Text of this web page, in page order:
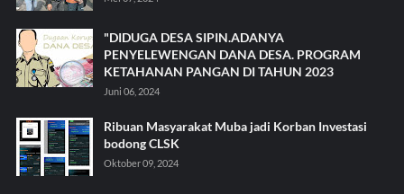
"DIDUGA DESA SIPIN.ADANYA
PENYELEWENGAN DANA DESA. PROGRAM
KETAHANAN PANGAN DI TAHUN 2023
Juni 06, 2024
Ribuan Masyarakat Muba jadi Korban Investasi
bodong CLSK
Oktober 09, 2024